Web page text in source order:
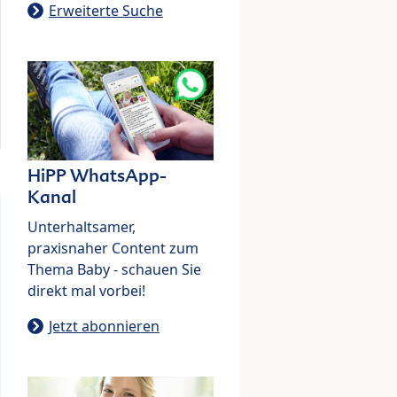
Erweiterte Suche
HiPP WhatsApp-
Kanal
Unterhaltsamer,
praxisnaher Content zum
Thema Baby - schauen Sie
direkt mal vorbei!
Jetzt abonnieren